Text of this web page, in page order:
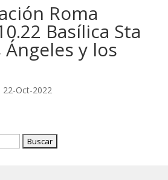
Roma
Basílica Sta
Ángeles y los
22-Oct-2022